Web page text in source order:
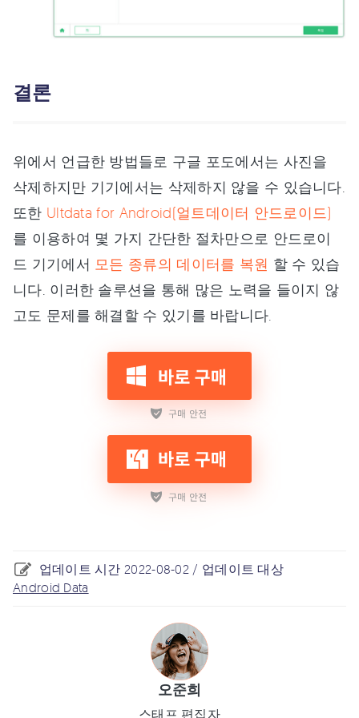
결론
위에서 언급한 방법들로 구글 포도에서는 사진을
삭제하지만 기기에서는 삭제하지 않을 수 있습니다.
또한 Ultdata for Android(얼트데이터 안드로이드)
를 이용하여 몇 가지 간단한 절차만으로 안드로이
드 기기에서 모든 종류의 데이터를 복원 할 수 있습
니다. 이러한 솔루션을 통해 많은 노력을 들이지 않
고도 문제를 해결할 수 있기를 바랍니다.
업데이트 시간 2022-08-02 / 업데이트 대상
Android Data
오준희
스태프 편집자